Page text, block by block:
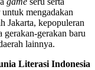
untuk mengadakan
Jakarta, kepopuleran
gerakan-gerakan baru
lainnya.
Literasi Indonesia